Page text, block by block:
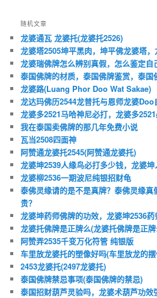
随机文章
龙婆通瓦 龙婆托(龙婆托2526)
龙婆塔2505坤平黑肉，坤平佛龙婆塔
龙婆瑞佛牌怎么辨别真假，怎么鉴定自
泰国佛牌的材质，泰国佛牌鉴赏，泰国
龙婆路(Luang Phor Doo Wat Sakae)
龙达玛佛历2544龙普托与恩师龙婆Doo
龙婆多2521马哈神尼必打，龙婆多
我在泰国卖佛牌的那几年免费小说
瓦当2508四面神
阿赞通龙婆托2545(阿赞通龙婆托)
龙婆坤2539人缘鸟必打多少钱，龙婆
龙婆柳2536一期波尼纯银招财龟
泰佛灵缘请的是不是真牌？泰佛灵缘
贵？
龙婆坤药师佛牌的功效，龙婆坤2536
龙婆托佛牌是正牌么(龙婆托佛牌是正
阿赞弄2535千变万化符管 纯银版
车里放龙婆托的塑像好吗(车里放龙的
2453龙婆托(2497龙婆托)
泰国佛牌禁忌事项(泰国佛牌的禁忌)
泰国招财葫芦灵验吗，龙婆术葫芦功效